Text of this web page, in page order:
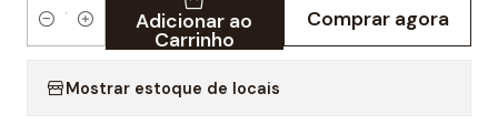
Quantidade Adicionar ao
Carrinho
Comprar agora
Mostrar estoque de locais